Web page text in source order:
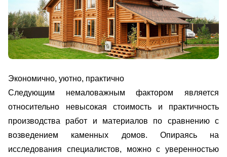
Экономично, уютно, практично
Следующим немаловажным фактором является
относительно невысокая стоимость и практичность
производства работ и материалов по сравнению с
возведением каменных домов. Опираясь на
исследования специалистов, можно с уверенностью